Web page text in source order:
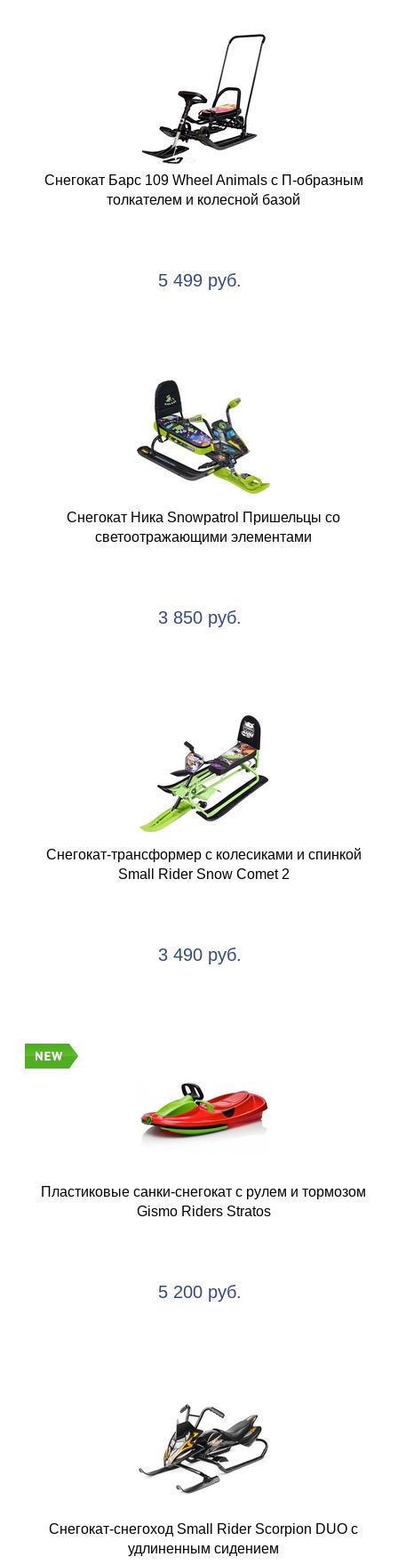
Снегокат Барс 109 Wheel Animals с П-образным
толкателем и колесной базой
5 499 руб.
Снегокат Ника Snowpatrol Пришельцы со
светоотражающими элементами
3 850 руб.
Снегокат-трансформер с колесиками и спинкой
Small Rider Snow Comet 2
3 490 руб.
Пластиковые санки-снегокат c рулем и тормозом
Gismo Riders Stratos
5 200 руб.
Снегокат-снегоход Small Rider Scorpion DUO с
удлиненным сидением